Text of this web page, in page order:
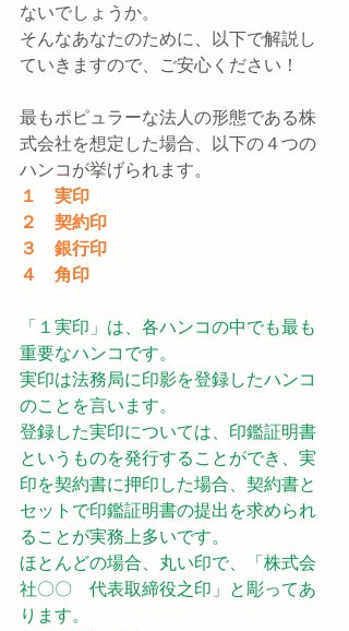
ないでしょうか。
そんなあなたのために、以下で解説し
ていきますので、ご安心ください！
最もポピュラーな法人の形態である株
式会社を想定した場合、以下の４つの
ハンコが挙げられます。
１　実印
２　契約印
３　銀行印
４　角印
「１実印」は、各ハンコの中でも最も
重要なハンコです。
実印は法務局に印影を登録したハンコ
のことを言います。
登録した実印については、印鑑証明書
というものを発行することができ、実
印を契約書に押印した場合、契約書と
セットで印鑑証明書の提出を求められ
ることが実務上多いです。
ほとんどの場合、丸い印で、「株式会
社〇〇　代表取締役之印」と彫ってあ
ります。